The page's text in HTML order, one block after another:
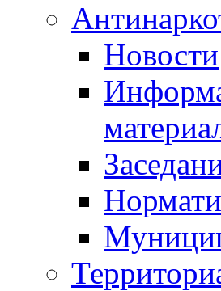
Новости